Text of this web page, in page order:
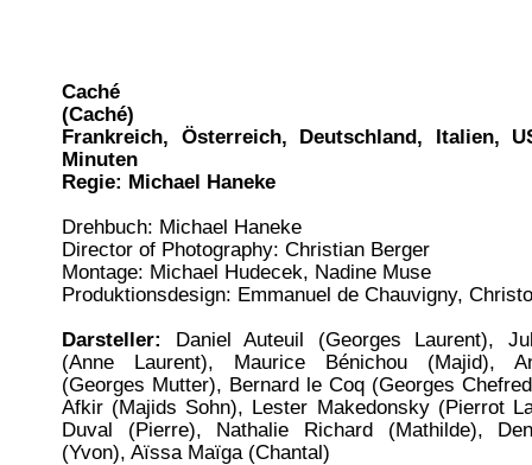
Caché
(Caché)
Frankreich, Österreich, Deutschland, Italien,
Minuten
Regie: Michael Haneke
Drehbuch: Michael Haneke
Director of Photography: Christian Berger
Montage: Michael Hudecek, Nadine Muse
Produktionsdesign: Emmanuel de Chauvigny,
Darsteller: Daniel Auteuil (Georges Laurent),
(Anne Laurent), Maurice Bénichou (Majid),
(Georges Mutter), Bernard le Coq (Georges
Afkir (Majids Sohn), Lester Makedonsky (Pierrot
Duval (Pierre), Nathalie Richard (Mathilde),
(Yvon), Aïssa Maïga (Chantal)